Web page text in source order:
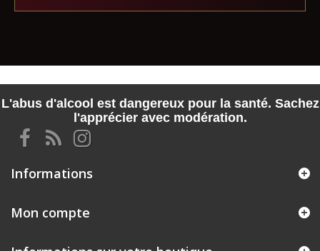
L'abus d'alcool est dangereux pour la santé. Sachez
l'apprécier avec modération.
Informations
Mon compte